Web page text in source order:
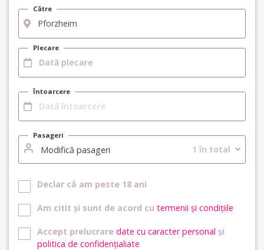
Către
Plecare
Întoarcere
Pasageri
Modifică pasageri 1 în total
Declar că am peste 18 ani
Am citit și sunt de acord cu termenii și condițiile
Accept prelucrare date cu caracter personal și
politica de confidențialiate